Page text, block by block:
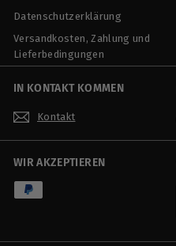
Datenschutzerklärung
Versandkosten, Zahlung und
Lieferbedingungen
IN KONTAKT KOMMEN
Kontakt
WIR AKZEPTIEREN